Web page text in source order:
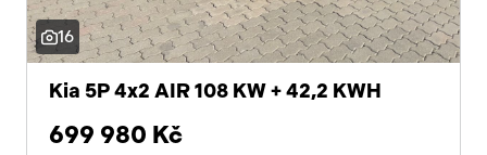
16
Kia 5P 4x2 AIR 108 KW + 42,2 KWH
699 980 Kč